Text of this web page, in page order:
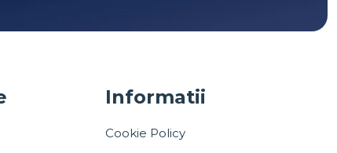
Informatii
Cookie Policy